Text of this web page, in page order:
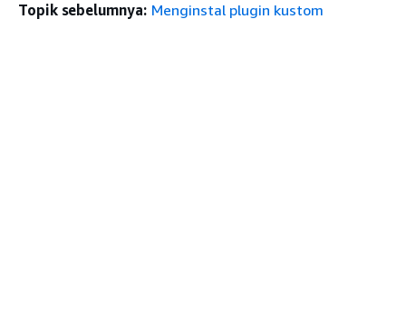
Topik sebelumnya: Menginstal plugin kustom